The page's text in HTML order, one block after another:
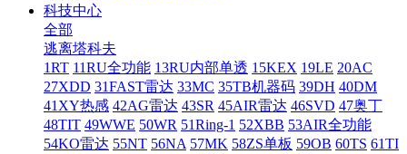
科技中心
全部
逃离塔科夫
1RT 11RU全功能 13RU内部单透 15KEX 19LE 20AC
27XDD 31FAST雷达 33MC 35TB机器码 39DH 40DM
41XY热感 42AG雷达 43SR 45AIR雷达 46SVD 47奥丁
48TIT 49WWE 50WR 51Ring-1 52XBB 53AIR全功能
54KO雷达 55NT 56NA 57MK 58ZS单板 59OB 60TS 61TI